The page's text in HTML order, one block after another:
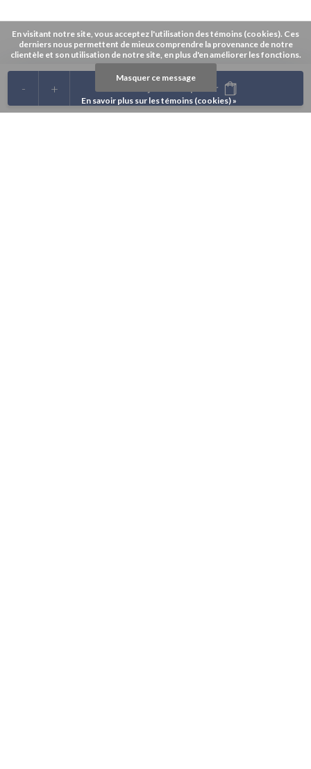
+
- Ajouter au panier
En visitant notre site, vous acceptez l'utilisation des témoins (cookies). Ces
derniers nous permettent de mieux comprendre la provenance de notre
clientèle et son utilisation de notre site, en plus d'en améliorer les fonctions.
Masquer ce message
En savoir plus sur les témoins (cookies) »